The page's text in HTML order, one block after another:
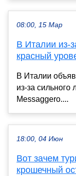
08:00, 15 Мар
В Италии из-
красный
В Италии
из-за сильного
Messaggero....
18:00, 04 Июн
Вот зачем
крошечный